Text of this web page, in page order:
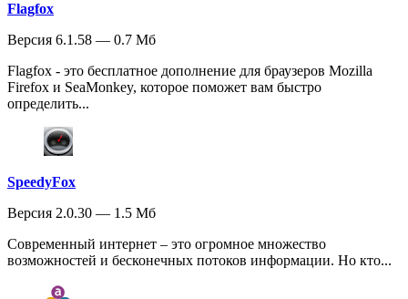
Flagfox
Версия 6.1.58 — 0.7 Мб
Flagfox - это бесплатное дополнение для браузеров Mozilla
Firefox и SeaMonkey, которое поможет вам быстро
определить...
SpeedyFox
Версия 2.0.30 — 1.5 Мб
Современный интернет – это огромное множество
возможностей и бесконечных потоков информации. Но кто...